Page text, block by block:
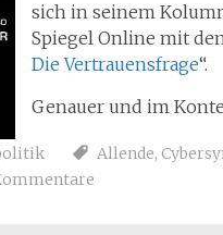
sich in seinem
Spiegel Online mit
Die Vertrauensfrage“.
Genauer und im
Allende,